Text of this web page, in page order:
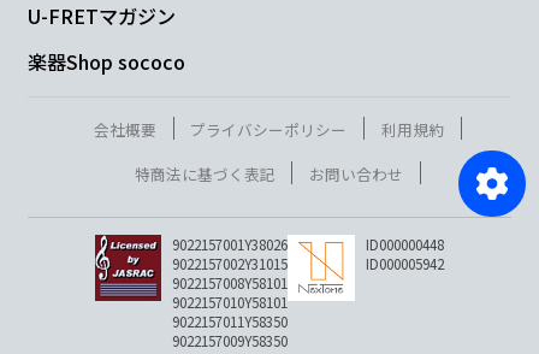
U-FRETマガジン
楽器Shop sococo
会社概要 プライバシーポリシー
利用規約
特商法に基づく表記
お問い合わせ
9022157001Y38026
9022157002Y31015
9022157008Y58101
9022157010Y58101
9022157011Y58350
9022157009Y58350
ID000000448
ID000005942